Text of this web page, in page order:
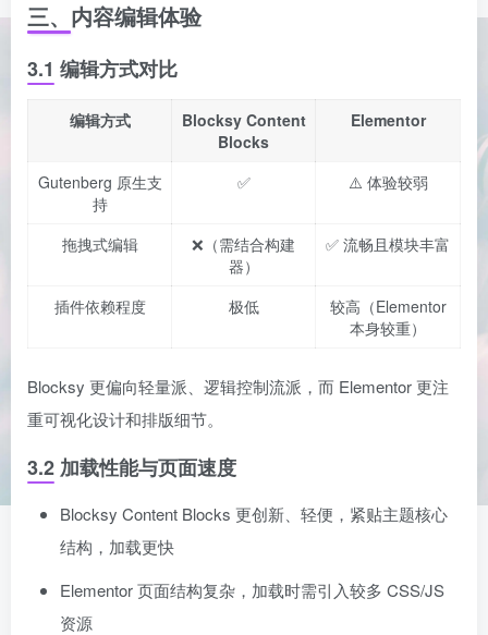
三、内容编辑体验
3.1 编辑方式对比
编辑方式
Blocksy Content
Blocks
Elementor
Gutenberg 原生支
持
✅ ⚠️ 体验较弱
拖拽式编辑
❌（需结合构建
器）
✅ 流畅且模块丰富
插件依赖程度 极低
较高（Elementor
本身较重）
Blocksy 更偏向轻量派、逻辑控制流派，而 Elementor 更注
重可视化设计和排版细节。
3.2 加载性能与页面速度
Blocksy Content Blocks 更创新、轻便，紧贴主题核心
结构，加载更快
Elementor 页面结构复杂，加载时需引入较多 CSS/JS
资源